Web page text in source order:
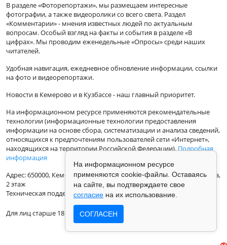
В разделе «Фоторепортажи», мы размещаем интересные
фотографии, а также видеоролики со всего света. Раздел
«Комментарии» - мнения известных людей по актуальным
вопросам. Особый взгляд на факты и события в разделе «В
цифрах». Мы проводим еженедельные «Опросы» среди наших
читателей.
Удобная навигация, ежедневное обновление информации, ссылки
на фото и видеорепортажи.
Новости в Кемерово и в Кузбассе - наш главный приоритет.
На информационном ресурсе применяются рекомендательные
технологии (информационные технологии предоставления
информации на основе сбора, систематизации и анализа сведений,
относящихся к предпочтениям пользователей сети «Интернет»,
находящихся на территории Российской Федерации).Подробная
информация
Адрес: 650000, Кемеровская Область, г.Кемерово, ул.Кузбасская 33а,
2 этаж
Техническая поддержка: support@vse42.ru
Для лиц старше 18 лет.
На информационном ресурсе
применяются cookie-файлы. Оставаясь
на сайте, вы подтверждаете свое
согласие на их использование.
СОГЛАСЕН